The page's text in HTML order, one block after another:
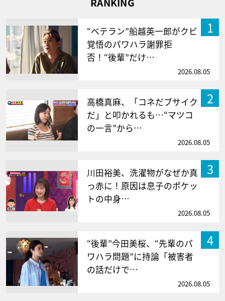
1
“ベテラン”船越英一郎がクビ
覚悟のパワハラ謝罪拒
否！“後輩”だけ…
2026.08.05
2
高橋真麻、「コネだブサイク
だ」と叩かれるも…“マツコ
の一言”から…
2026.08.05
3
川田裕美、洗濯物がなぜか真
っ赤に！原因は息子のポケッ
トの中身…
2026.08.05
4
“後輩”今田美桜、“先輩のパ
ワハラ問題”に持論「被害者
の話だけで…
2026.08.05